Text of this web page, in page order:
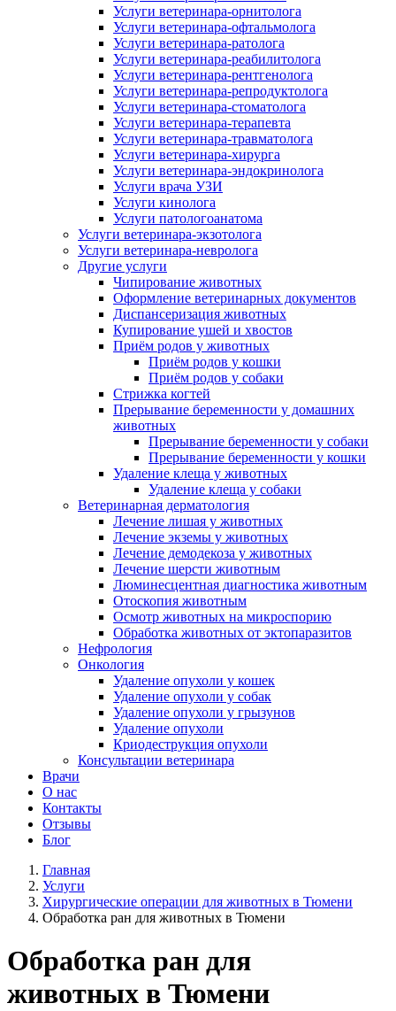
Услуги ветеринара-орнитолога
Услуги ветеринара-офтальмолога
Услуги ветеринара-ратолога
Услуги ветеринара-реабилитолога
Услуги ветеринара-рентгенолога
Услуги ветеринара-репродуктолога
Услуги ветеринара-стоматолога
Услуги ветеринара-терапевта
Услуги ветеринара-травматолога
Услуги ветеринара-хирурга
Услуги ветеринара-эндокринолога
Услуги врача УЗИ
Услуги кинолога
Услуги патологоанатома
Услуги ветеринара-экзотолога
Услуги ветеринара-невролога
Другие услуги
Чипирование животных
Оформление ветеринарных документов
Диспансеризация животных
Купирование ушей и хвостов
Приём родов у животных
Приём родов у кошки
Приём родов у собаки
Стрижка когтей
Прерывание беременности у домашних
животных
Прерывание беременности у собаки
Прерывание беременности у кошки
Удаление клеща у животных
Удаление клеща у собаки
Ветеринарная дерматология
Лечение лишая у животных
Лечение экземы у животных
Лечение демодекоза у животных
Лечение шерсти животным
Люминесцентная диагностика животным
Отоскопия животным
Осмотр животных на микроспорию
Обработка животных от эктопаразитов
Нефрология
Онкология
Удаление опухоли у кошек
Удаление опухоли у собак
Удаление опухоли у грызунов
Удаление опухоли
Криодеструкция опухоли
Консультации ветеринара
Врачи
О нас
Контакты
Отзывы
Блог
Главная
Услуги
Хирургические операции для животных в Тюмени
Обработка ран для животных в Тюмени
Обработка ран для
животных в Тюмени